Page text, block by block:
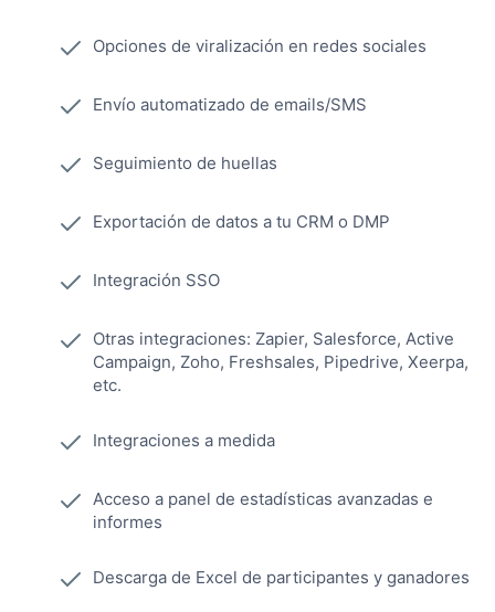
Opciones de viralización en redes sociales
Envío automatizado de emails/SMS
Seguimiento de huellas
Exportación de datos a tu CRM o DMP
Integración SSO
Otras integraciones: Zapier, Salesforce, Active
Campaign, Zoho, Freshsales, Pipedrive, Xeerpa,
etc.
Integraciones a medida
Acceso a panel de estadísticas avanzadas e
informes
Descarga de Excel de participantes y ganadores